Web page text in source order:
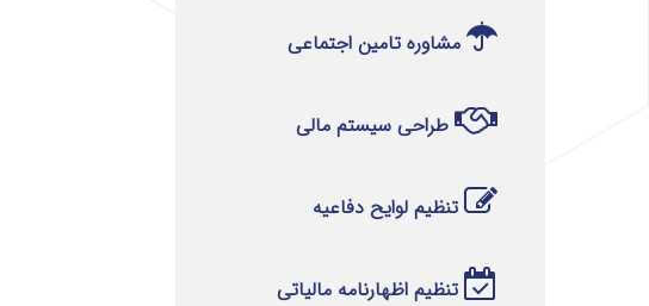
مشاوره تامین اجتماعی
طراحی سیستم مالی
تنظیم لوایح دفاعیه
تنظیم اظهارنامه مالیاتی